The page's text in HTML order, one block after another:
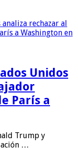
Unidos
París a
Trump y
…